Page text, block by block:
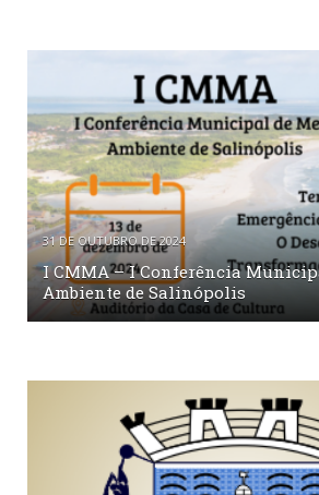
31 DE OUTUBRO DE 2024
I CMMA – I Conferência
Ambiente de Salinópolis